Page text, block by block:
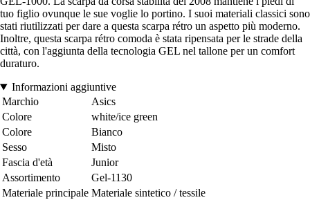
tuo figlio ovunque le sue voglie lo portino. I suoi materiali classici sono
stati riutilizzati per dare a questa scarpa rétro un aspetto più moderno.
Inoltre, questa scarpa rétro comoda è stata ripensata per le strade della
città, con l'aggiunta della tecnologia GEL nel tallone per un comfort
duraturo.
Informazioni aggiuntive
Marchio
Asics
Colore
white/ice green
Colore
Bianco
Sesso
Misto
Fascia d'età
Junior
Assortimento
Gel-1130
Materiale principale Materiale sintetico / tessile